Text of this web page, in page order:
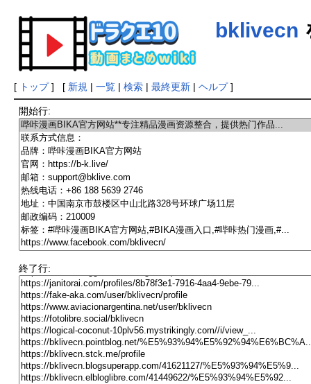
bklivecn
[ トップ] [ 新規 | 一覧| 検索| 最終更新| ヘルプ]
開始行:
終了行: